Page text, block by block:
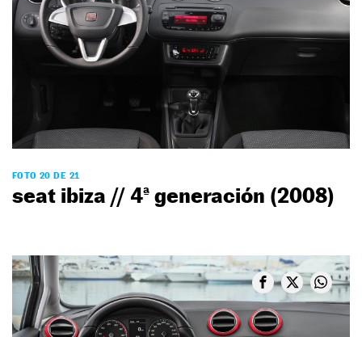
FOTO 20 DE 21
seat ibiza // 4ª generación (2008)